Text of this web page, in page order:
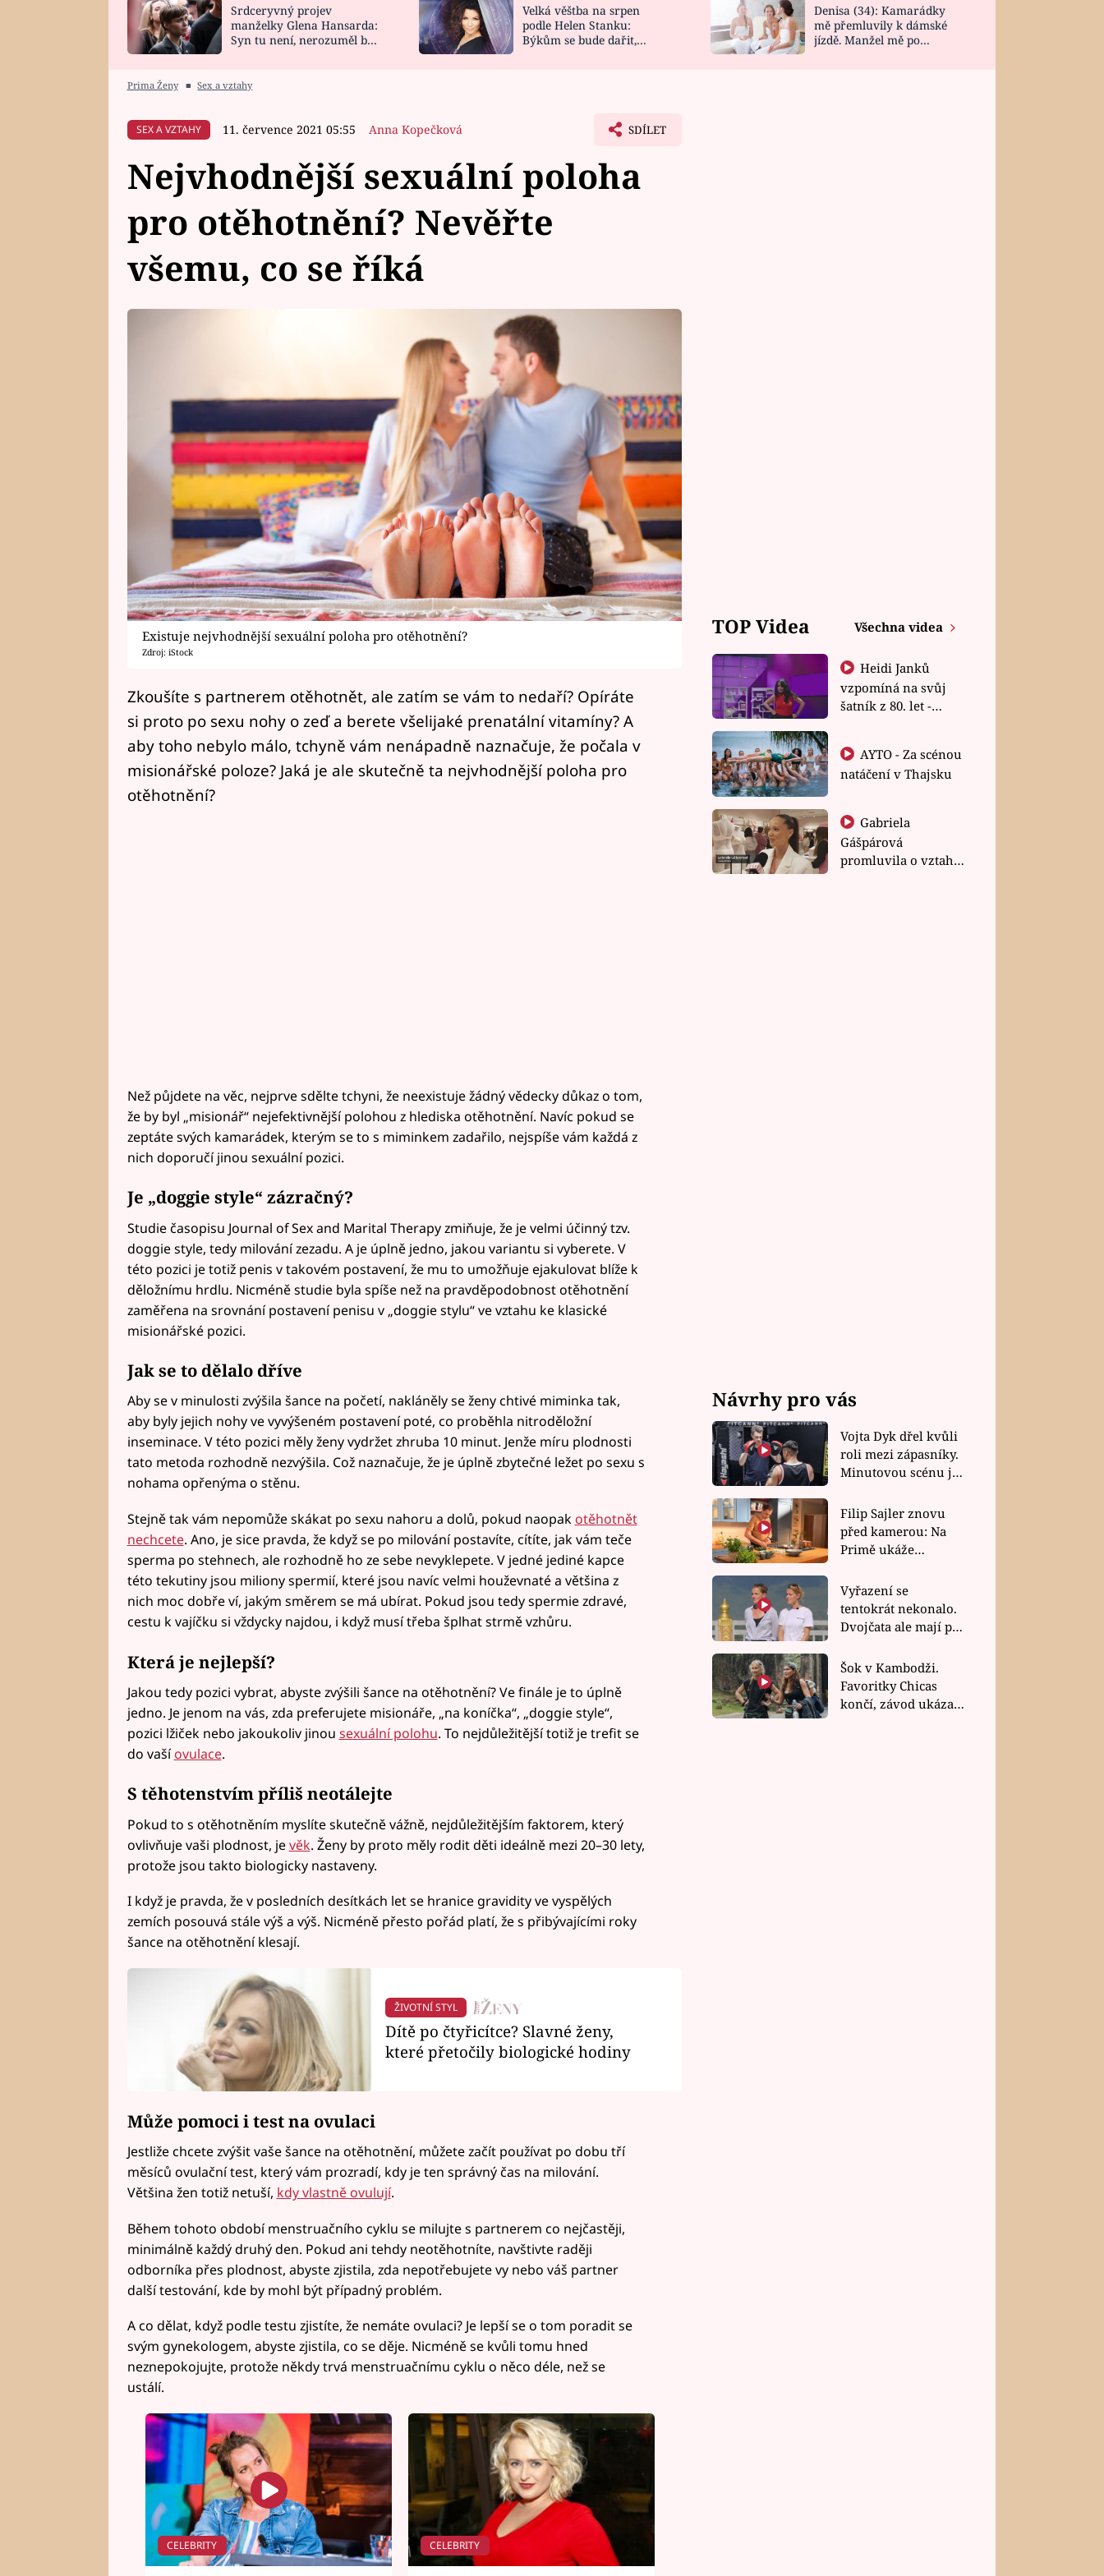
HOROSKOP NA
CELEBRITY
VAŘENÍ
NOVINKY
VIDEORECEPTY
DESIGN
Srdceryvný projev
manželky Glena Hansarda:
Syn tu není, nerozuměl by
Velká věštba na srpen
podle Helen Stanku:
Býkům se bude dařit,
Denisa (34): Kamarádky
mě přemluvily k dámské
jízdě. Manžel mě po
Prima Ženy ■ Sex a vztahy
SEX A VZTAHY 11. července 2021 05:55 Anna Kopečková SDÍLET
Nejvhodnější sexuální poloha
pro otěhotnění? Nevěřte
všemu, co se říká
Existuje nejvhodnější sexuální poloha pro otěhotnění?
Zdroj: iStock
Zkoušíte s partnerem otěhotnět, ale zatím se vám to nedaří? Opíráte
si proto po sexu nohy o zeď a berete všelijaké prenatální vitamíny? A
aby toho nebylo málo, tchyně vám nenápadně naznačuje, že počala v
misionářské poloze? Jaká je ale skutečně ta nejvhodnější poloha pro
otěhotnění?
Než půjdete na věc, nejprve sdělte tchyni, že neexistuje žádný vědecky důkaz o tom,
že by byl „misionář“ nejefektivnější polohou z hlediska otěhotnění. Navíc pokud se
zeptáte svých kamarádek, kterým se to s miminkem zadařilo, nejspíše vám každá z
nich doporučí jinou sexuální pozici.
Je „doggie style“ zázračný?
Studie časopisu Journal of Sex and Marital Therapy zmiňuje, že je velmi účinný tzv.
doggie style, tedy milování zezadu. A je úplně jedno, jakou variantu si vyberete. V
této pozici je totiž penis v takovém postavení, že mu to umožňuje ejakulovat blíže k
děložnímu hrdlu. Nicméně studie byla spíše než na pravděpodobnost otěhotnění
zaměřena na srovnání postavení penisu v „doggie stylu“ ve vztahu ke klasické
misionářské pozici.
Jak se to dělalo dříve
Aby se v minulosti zvýšila šance na početí, nakláněly se ženy chtivé miminka tak,
aby byly jejich nohy ve vyvýšeném postavení poté, co proběhla nitroděložní
inseminace. V této pozici měly ženy vydržet zhruba 10 minut. Jenže míru plodnosti
tato metoda rozhodně nezvýšila. Což naznačuje, že je úplně zbytečné ležet po sexu s
nohama opřenýma o stěnu.
Stejně tak vám nepomůže skákat po sexu nahoru a dolů, pokud naopak otěhotnět
nechcete. Ano, je sice pravda, že když se po milování postavíte, cítíte, jak vám teče
sperma po stehnech, ale rozhodně ho ze sebe nevyklepete. V jedné jediné kapce
této tekutiny jsou miliony spermií, které jsou navíc velmi houževnaté a většina z
nich moc dobře ví, jakým směrem se má ubírat. Pokud jsou tedy spermie zdravé,
cestu k vajíčku si vždycky najdou, i když musí třeba šplhat strmě vzhůru.
Která je nejlepší?
Jakou tedy pozici vybrat, abyste zvýšili šance na otěhotnění? Ve finále je to úplně
jedno. Je jenom na vás, zda preferujete misionáře, „na koníčka“, „doggie style“,
pozici lžiček nebo jakoukoliv jinou sexuální polohu. To nejdůležitější totiž je trefit se
do vašíovulace.
S těhotenstvím příliš neotálejte
Pokud to s otěhotněním myslíte skutečně vážně, nejdůležitějším faktorem, který
ovlivňuje vaši plodnost, jevěk. Ženy by proto měly rodit děti ideálně mezi 20–30 lety,
protože jsou takto biologicky nastaveny.
I když je pravda, že v posledních desítkách let se hranice gravidity ve vyspělých
zemích posouvá stále výš a výš. Nicméně přesto pořád platí, že s přibývajícími roky
šance na otěhotnění klesají.
ŽIVOTNÍ STYL
Dítě po čtyřicítce? Slavné ženy,
které přetočily biologické hodiny
Může pomoci i test na ovulaci
Jestliže chcete zvýšit vaše šance na otěhotnění, můžete začít používat po dobu tří
měsíců ovulační test, který vám prozradí, kdy je ten správný čas na milování.
Většina žen totiž netuší, kdy vlastně ovulují.
Během tohoto období menstruačního cyklu se milujte s partnerem co nejčastěji,
minimálně každý druhý den. Pokud ani tehdy neotěhotníte, navštivte raději
odborníka přes plodnost, abyste zjistila, zda nepotřebujete vy nebo váš partner
další testování, kde by mohl být případný problém.
A co dělat, když podle testu zjistíte, že nemáte ovulaci? Je lepší se o tom poradit se
svým gynekologem, abyste zjistila, co se děje. Nicméně se kvůli tomu hned
neznepokojujte, protože někdy trvá menstruačnímu cyklu o něco déle, než se
ustálí.
CELEBRITY CELEBRITY
TOP Videa Všechna videa
Heidi Janků
vzpomíná na svůj
šatník z 80. let -
natáčení v Thajsku
Gabriela
Gášpárová
promluvila o vztahu
Návrhy pro vás
Vojta Dyk dřel kvůli
roli mezi zápasníky.
Minutovou scénu jel
Filip Sajler znovu
před kamerou: Na
Primě ukáže
rychlé recepty
Vyřazení se
tentokrát nekonalo.
Dvojčata ale mají po
závodu nůž na krku
Šok v Kambodži.
Favoritky Chicas
končí, závod ukázal